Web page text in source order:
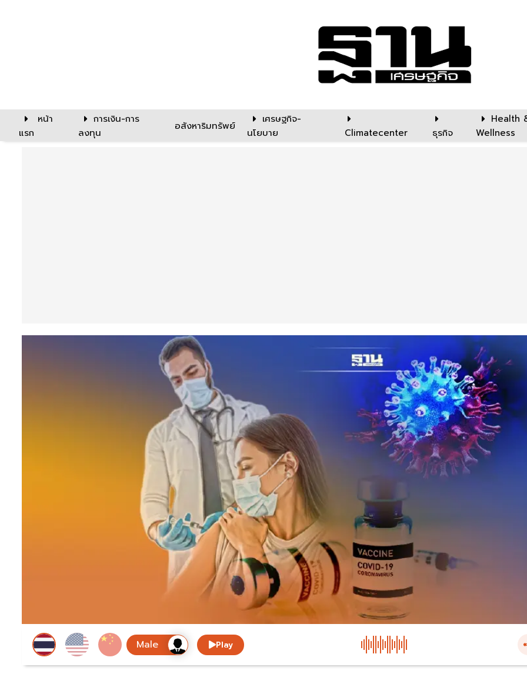
หน้า
แรก
การเงิน-การ
ลงทุน
อสังหาริมทรัพย์
เศรษฐกิจ-
นโยบาย
Climatecenter ธุรกิจ
Health
Wellness
Play